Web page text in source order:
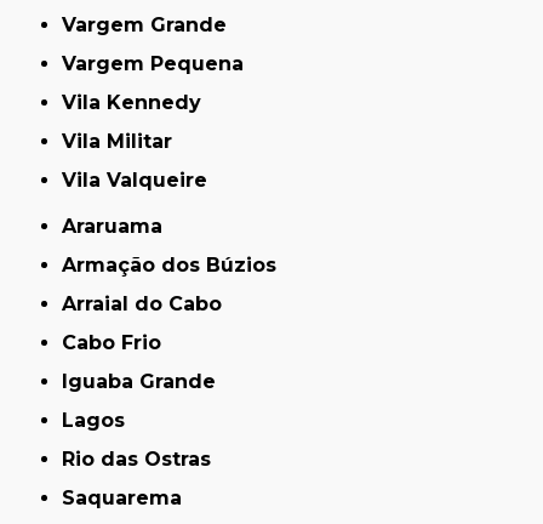
Vargem Grande
Vargem Pequena
Vila Kennedy
Vila Militar
Vila Valqueire
Araruama
Armação dos Búzios
Arraial do Cabo
Cabo Frio
Iguaba Grande
Lagos
Rio das Ostras
Saquarema